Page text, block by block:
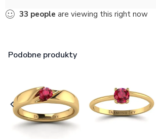
33 people are viewing this right now
Podobne produkty